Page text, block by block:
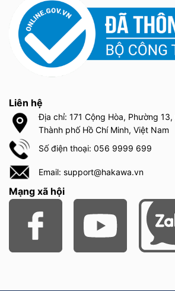
Liên hệ
Địa chỉ: 171 Cộng Hòa, Phường 13,
Thành phố Hồ Chí Minh, Việt Nam
Số điện thoại: 056 9999 699
Email: support@hakawa.vn
Mạng xã hội